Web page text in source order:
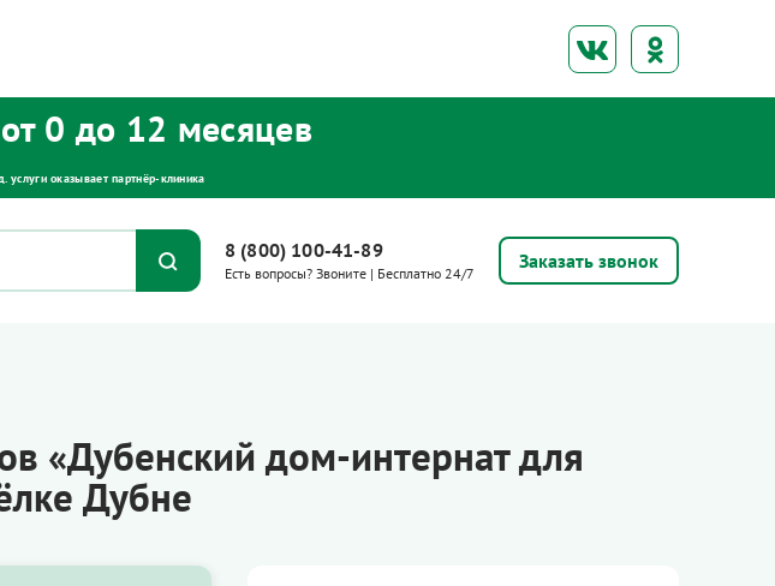
0 до 12 месяцев
услуги оказывает партнёр‑клиника
8 (800) 100-41-89
Есть вопросы? Звоните | Бесплатно 24/7
Заказать звонок
«Дубенский дом-интернат для
Дубне